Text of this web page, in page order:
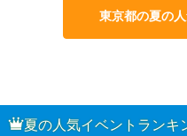
東京都の夏の
夏の人気イベントランキ